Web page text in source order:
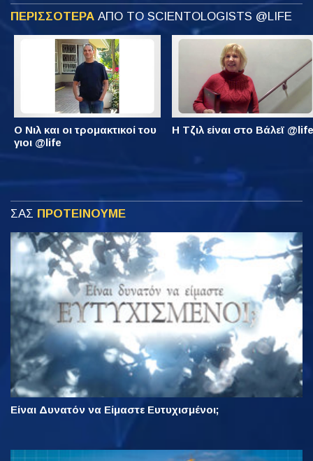
ΠΕΡΙΣΣΟΤΕΡΑ ΑΠΟ ΤΟ SCIENTOLOGISTS @LIFE
Ο Νιλ και οι τρομακτικοί του
γιοι @life
Η Τζιλ είναι στο Βάλεϊ @life
ΣΑΣ ΠΡΟΤΕΙΝΟΥΜΕ
Είναι Δυνατόν να Είμαστε Ευτυχισμένοι;